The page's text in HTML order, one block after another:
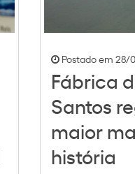
Postado em 28/
Fábrica
Santos
maior
história